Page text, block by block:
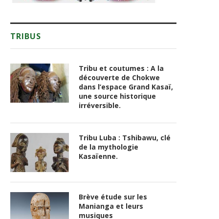
TRIBUS
Tribu et coutumes : A la
découverte de Chokwe
dans l’espace Grand Kasaï,
une source historique
irréversible.
Tribu Luba : Tshibawu, clé
de la mythologie
Kasaïenne.
Brève étude sur les
Manianga et leurs
musiques